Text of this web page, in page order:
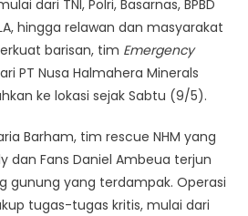
Dukono
Berhasil
Dievakuasi
dari TNI, Polri, Basarnas, BPBD
hingga relawan dan masyarakat
barisan, tim Emergency
PT Nusa Halmahera Minerals
ke lokasi sejak Sabtu (9/5).
Barham, tim rescue NHM yang
dan Fans Daniel Ambeua terjun
gunung yang terdampak. Operasi
tugas-tugas kritis, mulai dari